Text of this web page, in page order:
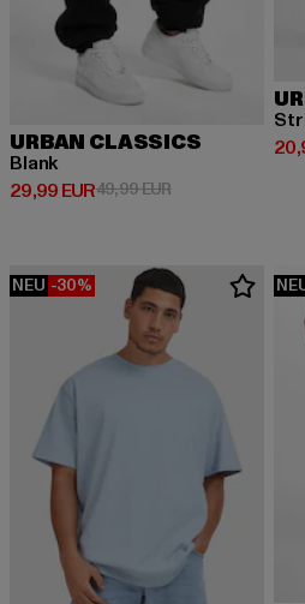
URBAN CLASSICS
Blank
29,99 EUR
Derzeitiger Preis: 29,99 EUR
49,99 EURAktionspreis: 49,99
NEU -30%